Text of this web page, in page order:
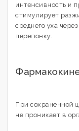
интенсивность и
стимулирует
среднего уха
перепонку.
При сохраненной
не проникает в